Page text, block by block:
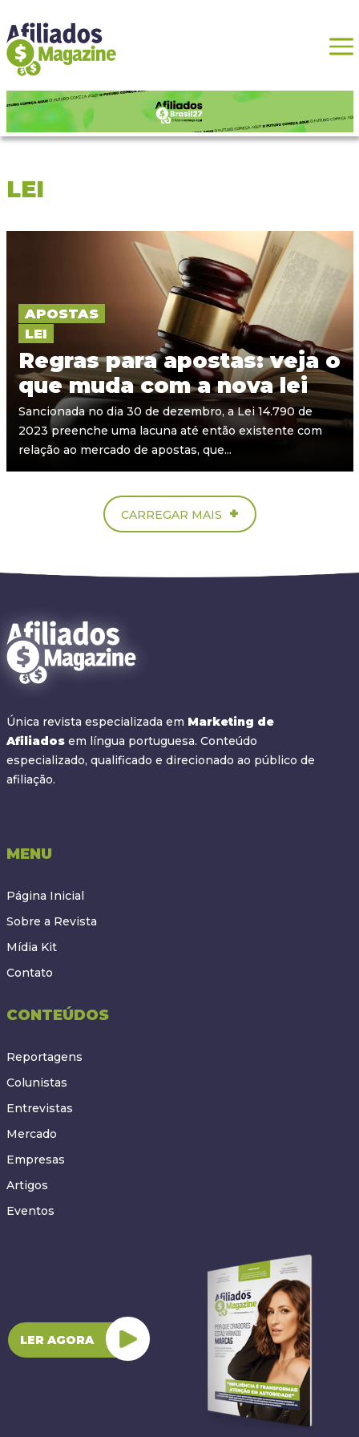
LEI
APOSTAS
LEI
Regras para apostas: veja o
que muda com a nova lei
Sancionada no dia 30 de dezembro, a Lei 14.790 de
2023 preenche uma lacuna até então existente com
relação ao mercado de apostas, que...
CARREGAR MAIS +
Única revista especializada em Marketing de
Afiliados em língua portuguesa. Conteúdo
especializado, qualificado e direcionado ao público de
afiliação.
MENU
Página Inicial
Sobre a Revista
Mídia Kit
Contato
CONTEÚDOS
Reportagens
Colunistas
Entrevistas
Mercado
Empresas
Artigos
Eventos
LER AGORA